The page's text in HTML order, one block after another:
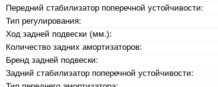
Передний стабилизатор поперечной устойчивости:
Тип регулирования:
Ход задней подвески (мм.):
Количество задних амортизаторов:
Бренд задней подвески:
Задний стабилизатор поперечной устойчивости: